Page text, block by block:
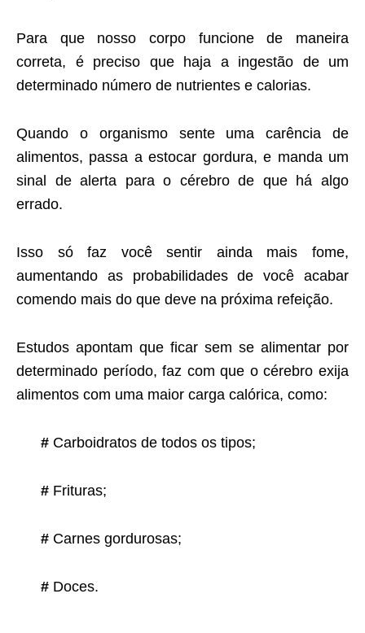
Para que nosso corpo funcione de maneira
correta, é preciso que haja a ingestão de um
determinado número de nutrientes e calorias.
Quando o organismo sente uma carência de
alimentos, passa a estocar gordura, e manda um
sinal de alerta para o cérebro de que há algo
errado.
Isso só faz você sentir ainda mais fome,
aumentando as probabilidades de você acabar
comendo mais do que deve na próxima refeição.
Estudos apontam que ficar sem se alimentar por
determinado período, faz com que o cérebro exija
alimentos com uma maior carga calórica, como:
# Carboidratos de todos os tipos;
# Frituras;
# Carnes gordurosas;
# Doces.